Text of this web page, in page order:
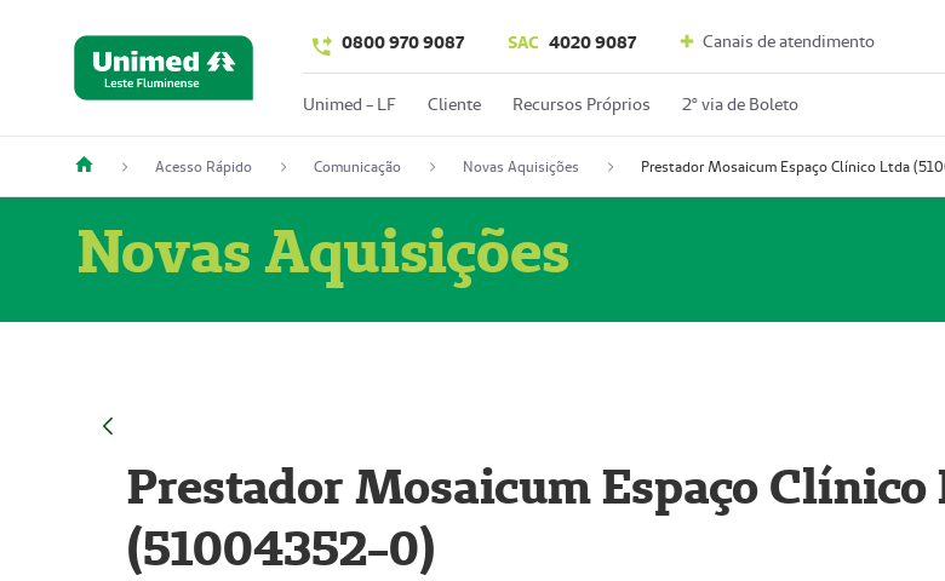
0800 970 9087 SAC 4020 9087 Canais de atendimento
Unimed - LF Cliente Recursos Próprios 2º via de Boleto
Acesso Rápido Comunicação Novas Aquisições
Novas Aquisições
Prestador Mosaicum Espaço Clínico
(51004352-0)